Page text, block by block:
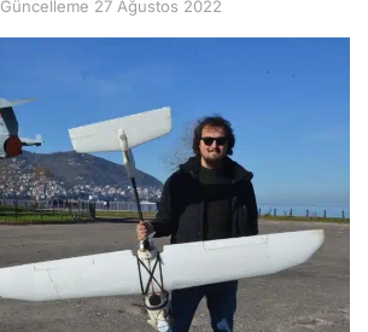
27 Ağustos 2022